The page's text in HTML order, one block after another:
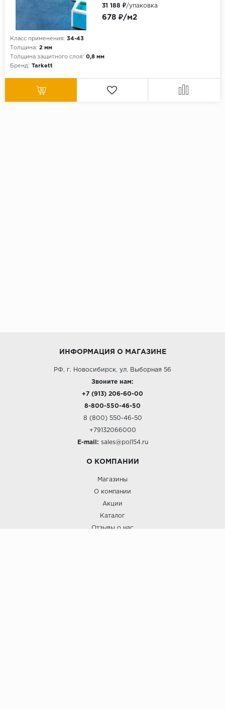
Класс применения: 34-43
Толщина: 2 мм
Толщина защитного слоя: 0,8 мм
Бренд: Tarkett
678 ₽/м2
31 188 ₽/упаковка
ИНФОРМАЦИЯ О МАГАЗИНЕ
РФ, г. Новосибирск, ул. Выборная 56
Звоните нам:
+7 (913) 206-60-00
8-800-550-46-50
8 (800) 550-46-50
+79132066000
E-mail: sales@pol154.ru
О КОМПАНИИ
Магазины
О компании
Акции
Каталог
Отзывы о нас